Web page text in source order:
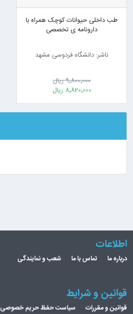
طب داخلی حیوانات کوچک همراه با
دارونامه ی تخصصی
ناشر: دانشگاه فردوسی مشهد
9٬800٬000 ریال
8٬820٬000 ریال
اطلاعات
درباره ما تماس با ما شعب و نمایندگی
قوانین و شرایط
قوانین و مقررات سیاست حفظ حریم خصوصی